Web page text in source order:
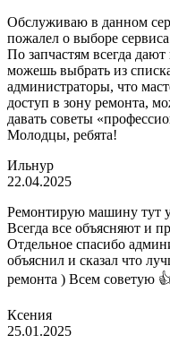
Обслуживаю в данном
пожалел о выборе
По запчастям всегда
можешь выбрать из
администраторы, что
доступ в зону ремонта,
давать советы
Молодцы, ребята!
Ильнур
22.04.2025
Ремонтирую машину тут
Всегда все объясняют и
Отдельное спасибо
объяснил и сказал что
ремонта ) Всем советую
Ксения
25.01.2025